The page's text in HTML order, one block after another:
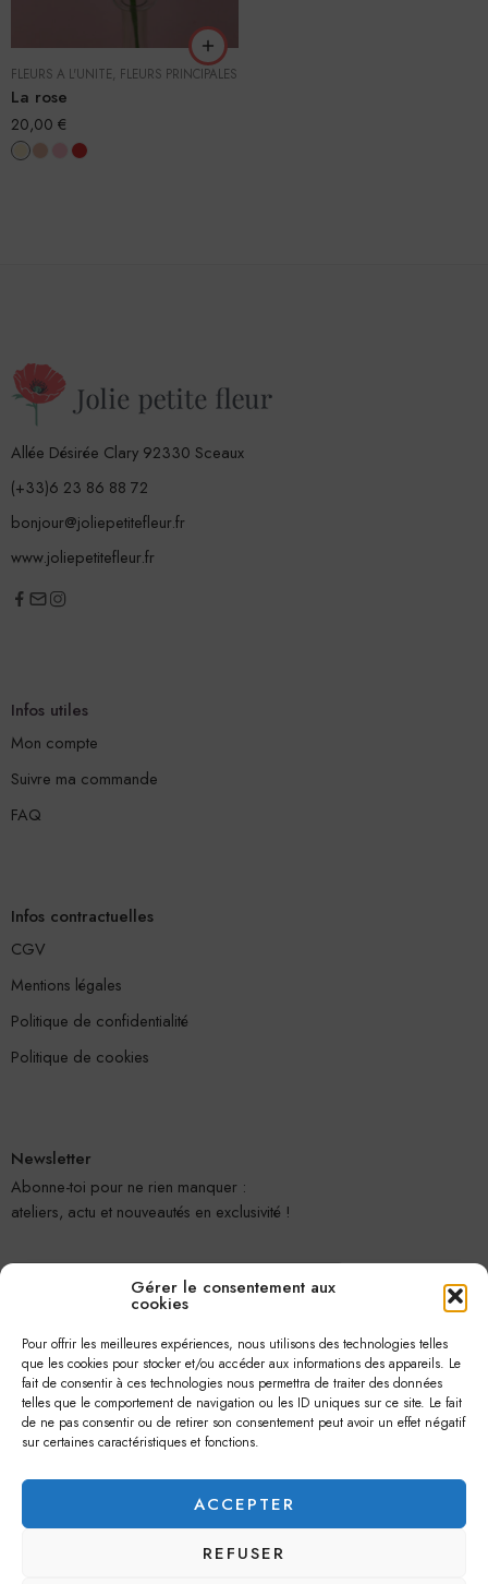
Gérer le consentement aux
cookies
Pour offrir les meilleures expériences, nous utilisons des technologies telles
que les cookies pour stocker et/ou accéder aux informations des appareils. Le
fait de consentir à ces technologies nous permettra de traiter des données
telles que le comportement de navigation ou les ID uniques sur ce site. Le fait
de ne pas consentir ou de retirer son consentement peut avoir un effet négatif
sur certaines caractéristiques et fonctions.
ACCEPTER
REFUSER
FLEURS À L'UNITÉ FLEURS PRINCIPALES
La rose
20,00 €
Allée Désirée Clary 92330 Sceaux
(+33)6 23 86 88 72
bonjour@joliepetitefleur.fr
www.joliepetitefleur.fr
Infos utiles
Mon compte
Suivre ma commande
FAQ
Infos contractuelles
CGV
Mentions légales
Politique de confidentialité
Politique de cookies
Newsletter
Abonne-toi pour ne rien manquer :
ateliers, actu et nouveautés en exclusivité !
Je m'abonne